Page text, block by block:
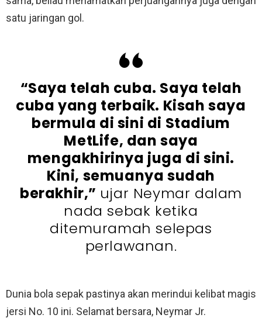
satu jaringan gol.
“Saya telah cuba. Saya telah
cuba yang terbaik. Kisah saya
bermula di sini di Stadium
MetLife, dan saya
mengakhirinya juga di sini.
Kini, semuanya sudah
berakhir,” ujar Neymar dalam
nada sebak ketika
ditemuramah selepas
perlawanan.
Dunia bola sepak pastinya akan merindui kelibat magis
jersi No. 10 ini. Selamat bersara, Neymar Jr.